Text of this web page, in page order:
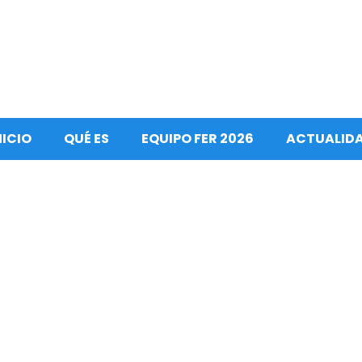
QUÉ ES EQUIPO FER 2026